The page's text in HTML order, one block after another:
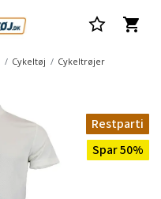
Cykeltøj Cykeltrøjer
Restparti
Spar 50%